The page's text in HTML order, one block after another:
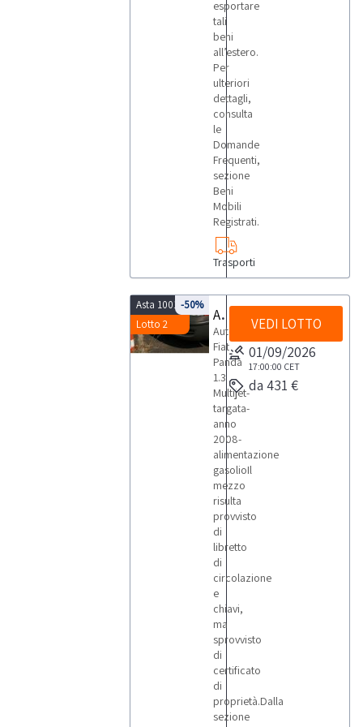
esportare
tali
beni
all’estero.
Per
ulteriori
dettagli,
consulta
le
Domande
Frequenti,
sezione
Beni
Mobili
Registrati.
Trasporti
Asta 10018
Lotto 2
-50%
Autovettura Fiat Panda
Autovettura
Fiat
Panda
1.3
Multijet-
targata-
anno
2008-
alimentazione
gasolioIl
mezzo
risulta
provvisto
di
libretto
di
circolazione
e
chiavi,
ma
sprovvisto
di
certificato
di
proprietà.Dalla
sezione
VEDI LOTTO
01/09/2026
17:00:00 CET
da 431 €